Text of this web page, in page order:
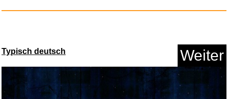
Rheita Tafellappen aus Frottee...
Anzeige
Typisch deutsch Weiter